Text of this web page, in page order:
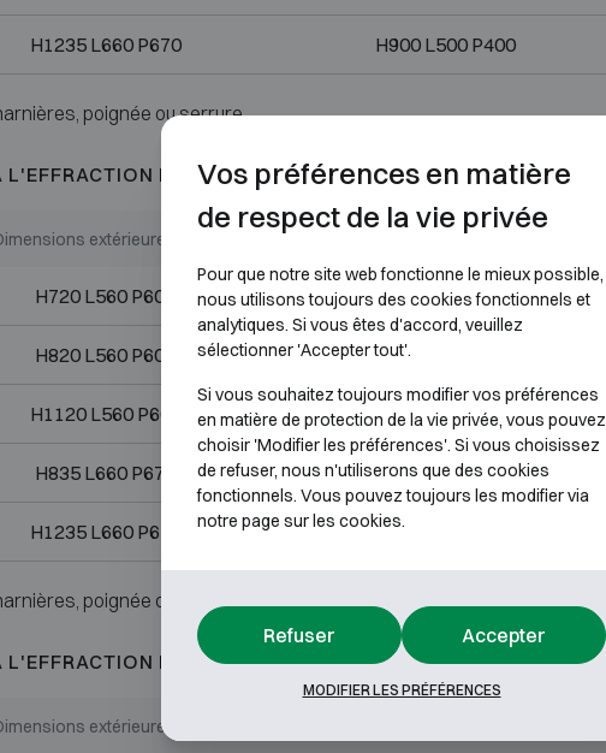
H1235 L660 P670 H900 L500 P400
poignée ou serrure.
D3
extérieures (mm) Dimensions internes (mm)
H720 L560 P600 H400 L400 P330
H820 L560 P600 H500 L400 P330
H1120 L560 P600 H800 L400 P330
H835 L660 P670 H500 L500 P400
H1235 L660 P670 H900 L500 P400
poignée ou serrure.
D4
extérieures (mm)
Vos préférences en matière
de respect de la vie privée
Pour que notre site web fonctionne le mieux possible,
nous utilisons toujours des cookies fonctionnels et
analytiques. Si vous êtes d'accord, veuillez
sélectionner 'Accepter tout'.
Si vous souhaitez toujours modifier vos préférences
en matière de protection de la vie privée, vous pouvez
choisir 'Modifier les préférences'. Si vous choisissez
de refuser, nous n'utiliserons que des cookies
fonctionnels. Vous pouvez toujours les modifier via
notre page sur les cookies.
Refuser Accepter
MODIFIER LES PRÉFÉRENCES